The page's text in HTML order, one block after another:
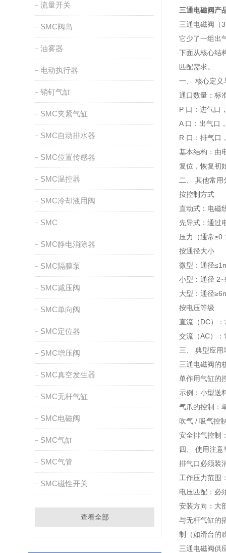
流量开关
SMC阀岛
油雾器
电动执行器
销钉气缸
SMC夹紧气缸
SMC自动排水器
SMC位置传感器
SMC温控器
SMC冷却液用阀
SMC
SMC静电消除器
SMC隔膜泵
SMC减压阀
SMC单向阀
SMC定位器
SMC增压阀
SMC真空发生器
SMC无杆气缸
SMC电磁阀
SMC气缸
SMC气管
SMC磁性开关
查看全部
三通电磁阀产
三通电磁阀（
它少了一组出
下面从核心结
匹配需求。
一、 核心定义
通口数量：标
P 口：进气口
A 口：出气口
R 口：排气口
基本结构：由
复位，恢复初
二、 其他常用
按控制方式
直动式：电磁
先导式：通过
压力（通常
按通径大小
微型：通径
小型：通径
大型：通径
按电压等级
直流（DC）
交流（AC）
三、 典型应用
三通电磁阀的
单作用气缸的
示例：小型送
气爪的控制：
吹气 / 吸气控
安全排气控制
四、 使用注意
排气口必须装
工作压力范围
电压匹配：必
安装方向：大
与无杆气缸的
制（如滑台的
三通电磁阀供